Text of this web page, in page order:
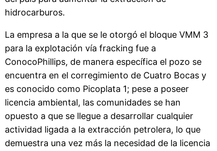
hidrocarburos.
La empresa a la que se le otorgó el bloque VMM 3
para la explotación vía fracking fue a
ConocoPhillips, de manera específica el pozo se
encuentra en el corregimiento de Cuatro Bocas y
es conocido como Picoplata 1; pese a poseer
licencia ambiental, las comunidades se han
opuesto a que se llegue a desarrollar cualquier
actividad ligada a la extracción petrolera, lo que
demuestra una vez más la necesidad de la licencia